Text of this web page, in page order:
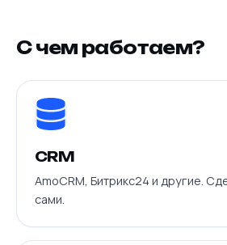
С чем работаем?
CRM
AmoCRM, Битрикс24 и другие.
сами.